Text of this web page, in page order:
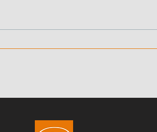
- COTE D'IVOIRE -